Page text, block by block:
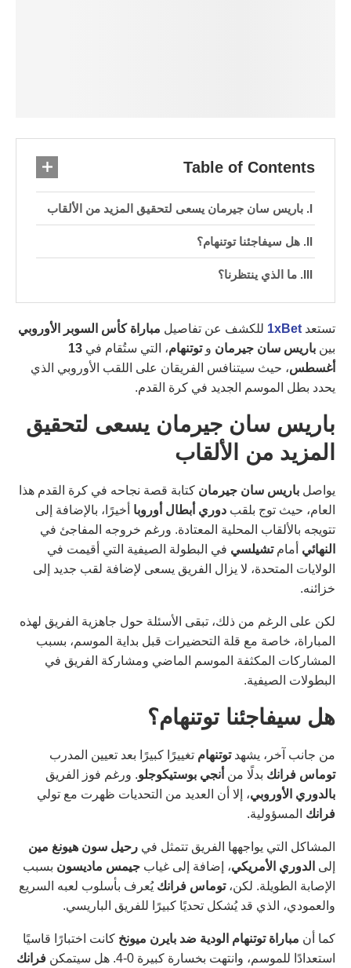
Table of Contents
باريس سان جيرمان يسعى لتحقيق المزيد من الألقاب
هل سيفاجئنا توتنهام؟
ما الذي ينتظرنا؟
تستعد 1xBet للكشف عن تفاصيل مباراة كأس السوبر الأوروبي
بين باريس سان جيرمان وتوتنهام، التي ستُقام في 13
أغسطس، حيث سيتنافس الفريقان على اللقب الأوروبي الذي
يحدد بطل الموسم الجديد في كرة القدم.
باريس سان جيرمان يسعى لتحقيق
المزيد من الألقاب
يواصل باريس سان جيرمان كتابة قصة نجاحه في كرة القدم هذا
العام، حيث توج بلقب دوري أبطال أوروبا أخيرًا، بالإضافة إلى
تتويجه بالألقاب المحلية المعتادة. ورغم خروجه المفاجئ في
النهائي أمامتشيلسي في البطولة الصيفية التي أقيمت في
الولايات المتحدة، لا يزال الفريق يسعى لإضافة لقب جديد إلى
خزائنه.
لكن على الرغم من ذلك، تبقى الأسئلة حول جاهزية الفريق لهذه
المباراة، خاصة مع قلة التحضيرات قبل بداية الموسم، بسبب
المشاركات المكثفة الموسم الماضي ومشاركة الفريق في
البطولات الصيفية.
هل سيفاجئنا توتنهام؟
من جانب آخر، يشهدتوتنهام تغييرًا كبيرًا بعد تعيين المدرب
توماس فرانك بدلًا من أنجي بوستيكوجلو. ورغم فوز الفريق
بالدوري الأوروبي، إلا أن العديد من التحديات ظهرت مع تولي
فرانك المسؤولية.
المشاكل التي يواجهها الفريق تتمثل في رحيل سون هيونغ مين
إلى الدوري الأمريكي، إضافة إلى غياب جيمس ماديسون بسبب
الإصابة الطويلة. لكن،توماس فرانك يُعرف بأسلوب لعبه السريع
والعمودي، الذي قد يُشكل تحديًا كبيرًا للفريق الباريسي.
كما أن مباراة توتنهام الودية ضد بايرن ميونخ كانت اختبارًا قاسيًا
استعدادًا للموسم، وانتهت بخسارة كبيرة 0-4. هل سيتمكن
فرانك